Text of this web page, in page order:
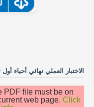
الاختبار العملي نهائي أحياء
PDF file must be on
web page. Click